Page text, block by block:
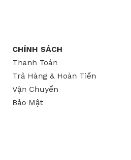
CHÍNH SÁCH
Thanh Toán
Trả Hàng & Hoàn Tiền
Vận Chuyển
Bảo Mật